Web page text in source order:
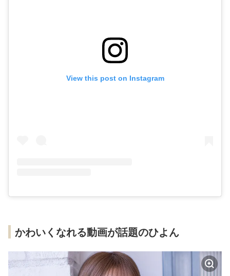
View this post on Instagram
かわいくなれる動画が話題のひよん